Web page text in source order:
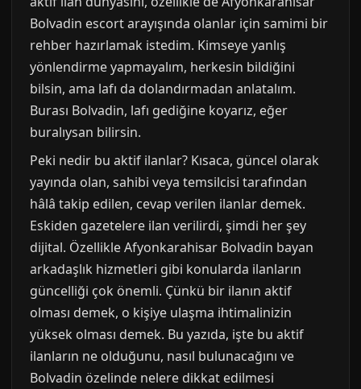
Bolvadin escort arayışında olanlar için samimi bir
rehber hazırlamak istedim. Kimseye yanlış
yönlendirme yapmayalım, herkesin bildiğini
bilsin, ama lafı da dolandırmadan anlatalım.
Burası Bolvadin, lafı gediğine koyarız, eğer
buralıysan bilirsin.
Peki nedir bu aktif ilanlar? Kısaca, güncel olarak
yayında olan, sahibi veya temsilcisi tarafından
hâlâ takip edilen, cevap verilen ilanlar demek.
Eskiden gazetelere ilan verilirdi, şimdi her şey
dijital. Özellikle Afyonkarahisar Bolvadin bayan
arkadaşlık hizmetleri gibi konularda ilanların
güncelliği çok önemli. Çünkü bir ilanın aktif
olması demek, o kişiye ulaşma ihtimalinizin
yüksek olması demek. Bu yazıda, işte bu aktif
ilanların ne olduğunu, nasıl bulunacağını ve
Bolvadin özelinde nelere dikkat edilmesi